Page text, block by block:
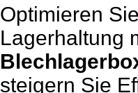
Optimieren
Lagerhaltung
steigern Sie